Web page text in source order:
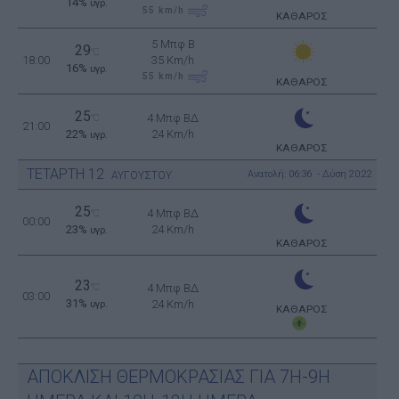
υγρ.
55 km/h ΚΑΘΑΡΟΣ
18:00
29
16% υγρ.
5 Μπφ B
35 Km/h
55 km/h ΚΑΘΑΡΟΣ
21:00
25
22% υγρ.
4 Μπφ ΒΔ
24 Km/h
ΚΑΘΑΡΟΣ
ΤΕΤΑΡΤΗ 12 ΑΥΓΟΥΣΤΟΥ Ανατολή: 06:36 - Δύση 20:22
00:00
25
23% υγρ.
4 Μπφ ΒΔ
24 Km/h
ΚΑΘΑΡΟΣ
03:00
23
31% υγρ.
4 Μπφ ΒΔ
24 Km/h
ΚΑΘΑΡΟΣ
ΑΠΟΚΛΙΣΗ ΘΕΡΜΟΚΡΑΣΙΑΣ ΓΙΑ 7Η-9Η